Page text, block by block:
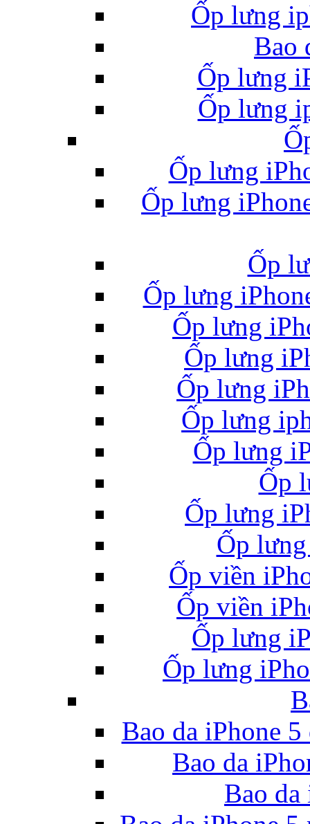
Ốp lưng
Bao
Ốp lưng
Ốp lưng
Ốp lưng
Ốp lưng
Ốp
Ốp lưng
Ốp lưng
Ốp lưng
Ốp lưng
Ốp lưng
Ốp lưng
Ốp
Ốp lưng
Ốp
Ốp viền
Ốp viền
Ốp lưng
Ốp lưng
Bao da iPhone
Bao da
Bao